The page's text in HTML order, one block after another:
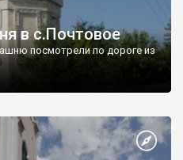
в с.Почтовое
посмотрели по дороге из